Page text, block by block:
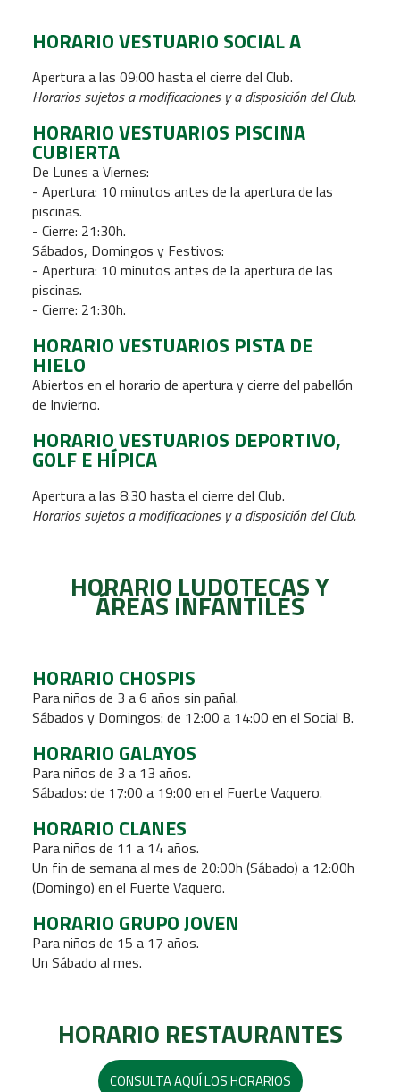
HORARIO VESTUARIO SOCIAL A
Apertura a las 09:00 hasta el cierre del Club.
Horarios sujetos a modificaciones y a disposición del Club.
HORARIO VESTUARIOS PISCINA
CUBIERTA
De Lunes a Viernes:
- Apertura: 10 minutos antes de la apertura de las
piscinas.
- Cierre: 21:30h.
Sábados, Domingos y Festivos:
- Apertura: 10 minutos antes de la apertura de las
piscinas.
- Cierre: 21:30h.
HORARIO VESTUARIOS PISTA DE
HIELO
Abiertos en el horario de apertura y cierre del pabellón
de Invierno.
HORARIO VESTUARIOS DEPORTIVO,
GOLF E HÍPICA
Apertura a las 8:30 hasta el cierre del Club.
Horarios sujetos a modificaciones y a disposición del Club.
HORARIO LUDOTECAS Y
ÁREAS INFANTILES
HORARIO CHOSPIS
Para niños de 3 a 6 años sin pañal.
Sábados y Domingos: de 12:00 a 14:00 en el Social B.
HORARIO GALAYOS
Para niños de 3 a 13 años.
Sábados: de 17:00 a 19:00 en el Fuerte Vaquero.
HORARIO CLANES
Para niños de 11 a 14 años.
Un fin de semana al mes de 20:00h (Sábado) a 12:00h
(Domingo) en el Fuerte Vaquero.
HORARIO GRUPO JOVEN
Para niños de 15 a 17 años.
Un Sábado al mes.
HORARIO RESTAURANTES
CONSULTA AQUÍ LOS HORARIOS